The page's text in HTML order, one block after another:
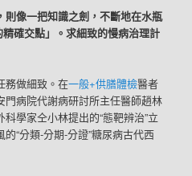
則像一把知識之劍，不斷地在水瓶
確交點」。求細致的慢病治理計
務做細致。在一般+供膳體檢醫者
病院代謝病研討所主任醫師趙林
學家仝小林提出的“態靶辨治”立
“分類-分期-分證”糖尿病古代西